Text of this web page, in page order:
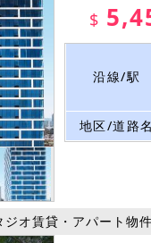
$
沿線/駅
地区/道路
オ賃貸・アパート物